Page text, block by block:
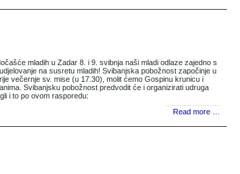
mladih u Zadar 8. i 9. svibnja naši mladi odlaze zajedno s
na susretu mladih! Svibanjska pobožnost započinje u
večernje sv. mise (u 17.30), molit ćemo Gospinu krunicu i
Svibanjsku pobožnost predvodit će i organizirati udruga
i to po ovom rasporedu:
Read more …